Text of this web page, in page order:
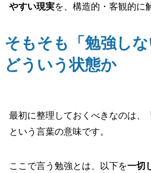
やすい現実を、構造的・客観的に
そもそも「勉強し
どういう状態か
最初に整理しておくべきなのは、
という言葉の意味です。
ここで言う勉強とは、以下を一切